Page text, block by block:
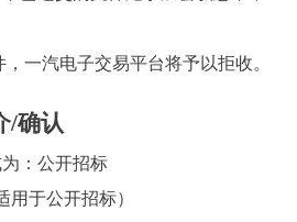
一汽电子交易平台将予以拒收。
/确认
： 公开招标
用于公开招标）